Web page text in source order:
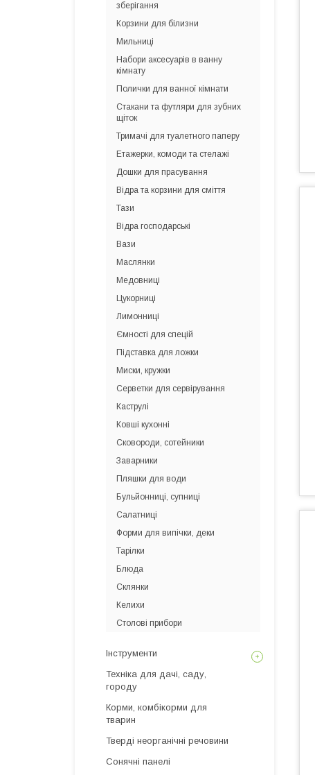
зберігання
Корзини для білизни
Мильниці
Набори аксесуарів в ванну
кімнату
Полички для ванної кімнати
Стакани та футляри для зубних
щіток
Тримачі для туалетного паперу
Етажерки, комоди та стелажі
Дошки для прасування
Відра та корзини для сміття
Тази
Відра господарські
Вази
Маслянки
Медовниці
Цукорниці
Лимонниці
Ємності для спецій
Підставка для ложки
Миски, кружки
Серветки для сервірування
Каструлі
Ковші кухонні
Сковороди, сотейники
Заварники
Пляшки для води
Бульйонниці, супниці
Салатниці
Форми для випічки, деки
Тарілки
Блюда
Склянки
Келихи
Столові прибори
Інструменти
Техніка для дачі, саду,
городу
Корми, комбікорми для
тварин
Тверді неорганічні речовини
Сонячні панелі